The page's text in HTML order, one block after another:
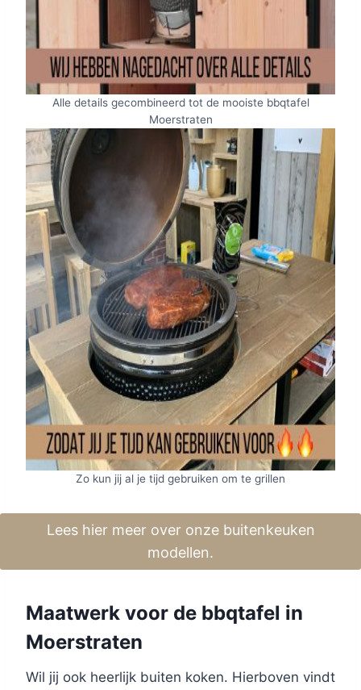
Alle details gecombineerd tot de mooiste bbqtafel
Moerstraten
Zo kun jij al je tijd gebruiken om te grillen
Lees hier meer over onze buitenkeuken
modellen.
Maatwerk voor de bbqtafel in
Moerstraten
Wil jij ook heerlijk buiten koken. Hierboven vindt